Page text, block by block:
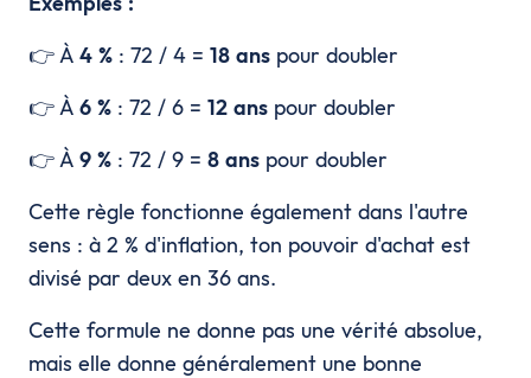
👉 À 4 % : 72 / 4 = 18 ans pour doubler
👉 À 6 % : 72 / 6 = 12 ans pour doubler
👉 À 9 % : 72 / 9 = 8 ans pour doubler
Cette règle fonctionne également dans l'autre
sens : à 2 % d'inflation, ton pouvoir d'achat est
divisé par deux en 36 ans.
Cette formule ne donne pas une vérité absolue,
mais elle donne généralement une bonne